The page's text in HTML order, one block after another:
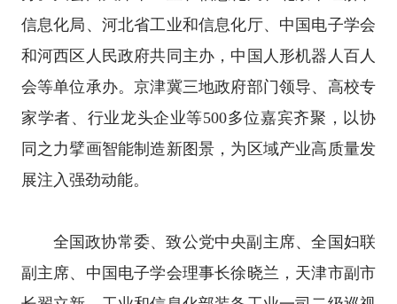
信息化局、河北省工业和信息化厅、中国电子学会
和河西区人民政府共同主办，中国人形机器人百人
会等单位承办。京津冀三地政府部门领导、高校专
家学者、行业龙头企业等500多位嘉宾齐聚，以协
同之力擘画智能制造新图景，为区域产业高质量发
展注入强劲动能。
全国政协常委、致公党中央副主席、全国妇联
副主席、中国电子学会理事长徐晓兰，天津市副市